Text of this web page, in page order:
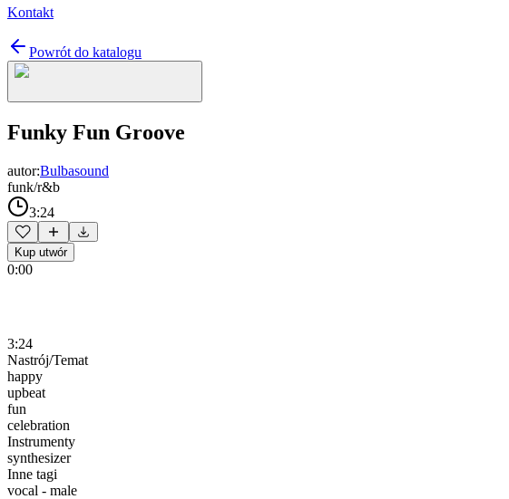
Kontakt
Powrót do katalogu
Funky Fun Groove
autor:Bulbasound
funk/r&b
3:24
Kup utwór
0:00
3:24
Nastrój/Temat
happy
upbeat
fun
celebration
Instrumenty
synthesizer
Inne tagi
vocal - male